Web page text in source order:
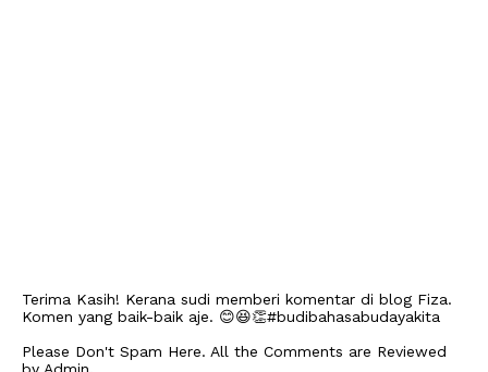
Terima Kasih! Kerana sudi memberi komentar di blog Fiza.
Komen yang baik-baik aje. 😊😆👏#budibahasabudayakita
Please Don't Spam Here. All the Comments are Reviewed
by Admin.